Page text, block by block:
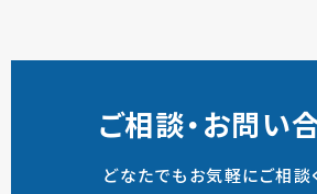
ご相談・お問い
どなたでもお気軽にご相談